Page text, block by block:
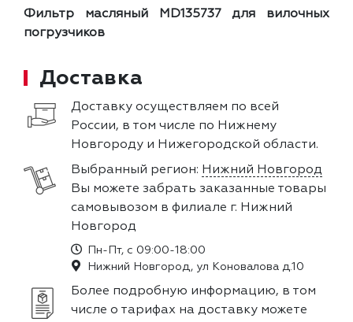
Фильтр масляный MD135737 для вилочных
погрузчиков
Доставка
Доставку осуществляем по всей
России, в том числе по Нижнему
Новгороду и Нижегородской области.
Выбранный регион: Нижний Новгород
Вы можете забрать заказанные товары
самовывозом в филиале г. Нижний
Новгород
Пн-Пт, с 09:00-18:00
Нижний Новгород, ул Коновалова д.10
Более подробную информацию, в том
числе о тарифах на доставку можете